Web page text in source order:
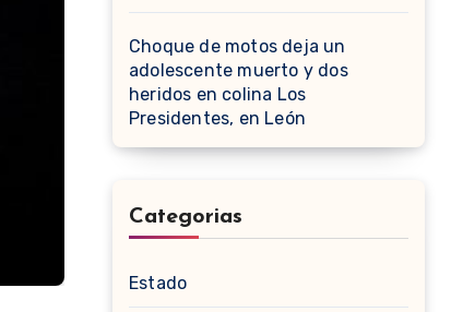
Choque de motos deja un
adolescente muerto y dos
heridos en colina Los
Presidentes, en León
Categorias
Estado